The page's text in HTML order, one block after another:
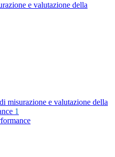
e valutazione della
misurazione e valutazione della
1